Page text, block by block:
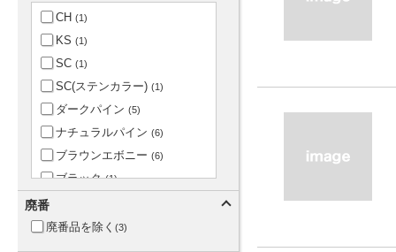
CH (1)
KS (1)
SC (1)
SC(ステンカラー) (1)
ダークパイン (5)
ナチュラルパイン (6)
ブラウンエボニー (6)
ブラック (1)
ホワイト (1)
廃番
廃番品を除く (3)